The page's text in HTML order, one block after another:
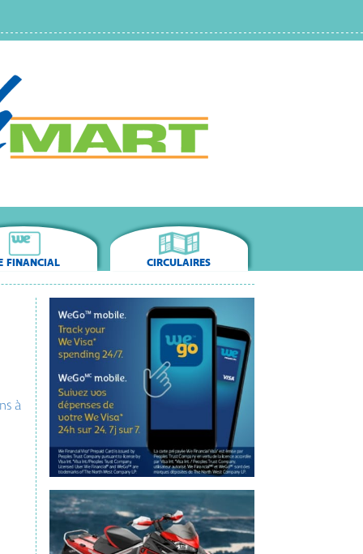
FINANCIAL CIRCULAIRES
à